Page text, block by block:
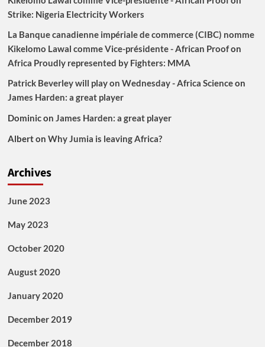
Strike: Nigeria Electricity Workers
La Banque canadienne impériale de commerce (CIBC) nomme
Kikelomo Lawal comme Vice-présidente - African Proofon
Africa Proudly represented by Fighters: MMA
Patrick Beverley will play on Wednesday - Africa Scienceon
James Harden: a great player
Dominicon James Harden: a great player
Alberton Why Jumia is leaving Africa?
Archives
June 2023
May 2023
October 2020
August 2020
January 2020
December 2019
December 2018